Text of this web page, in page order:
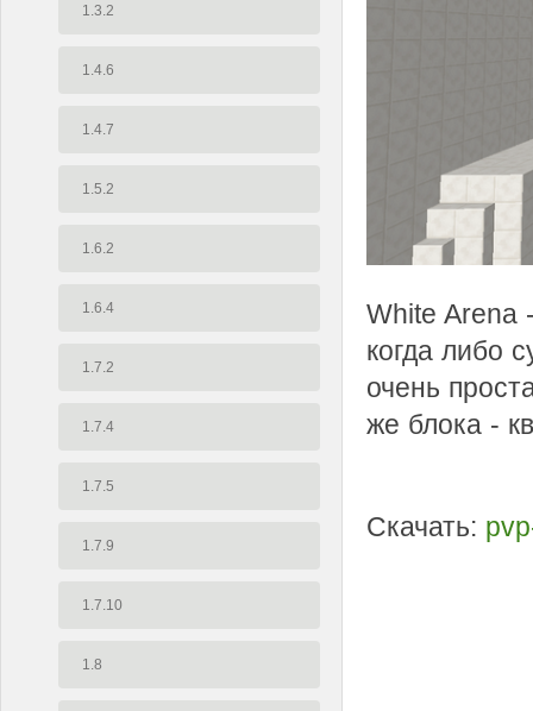
1.3.2
1.4.6
1.4.7
1.5.2
1.6.2
1.6.4
1.7.2
1.7.4
1.7.5
1.7.9
1.7.10
1.8
White Arena
когда либо
очень
же блока -
Скачать: